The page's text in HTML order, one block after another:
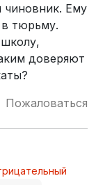
чиновник. Ему
тюрьму.
доверяют
Пожаловаться